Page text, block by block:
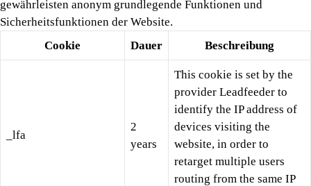
gewährleisten anonym grundlegende Funktionen und
Sicherheitsfunktionen der Website.
Cookie
Dauer Beschreibung
_lfa
2
years
This cookie is set by the
provider Leadfeeder to
identify the IP address of
devices visiting the
website, in order to
retarget multiple users
routing from the same IP